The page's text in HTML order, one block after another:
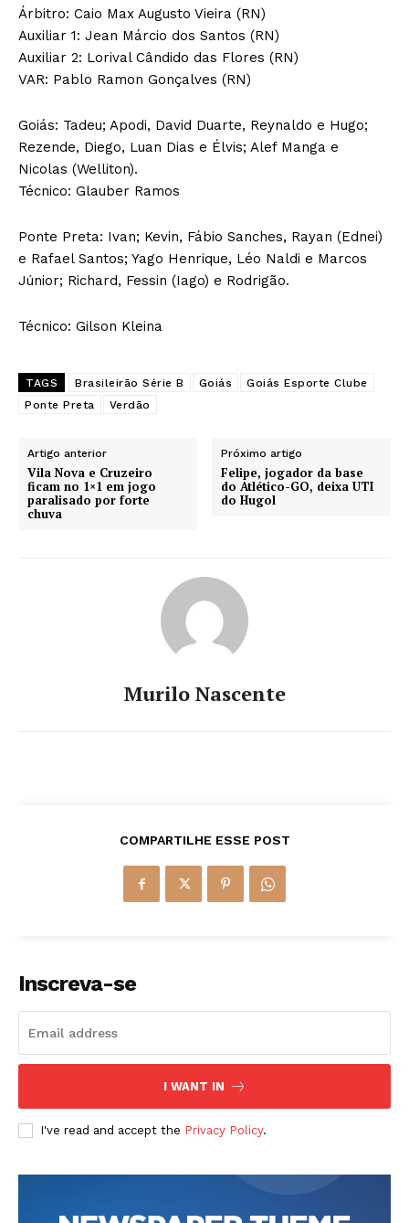
Árbitro: Caio Max Augusto Vieira (RN)
Auxiliar 1: Jean Márcio dos Santos (RN)
Auxiliar 2: Lorival Cândido das Flores (RN)
VAR: Pablo Ramon Gonçalves (RN)
Goiás: Tadeu; Apodi, David Duarte, Reynaldo e Hugo;
Rezende, Diego, Luan Dias e Élvis; Alef Manga e
Nicolas (Welliton).
Técnico: Glauber Ramos
Ponte Preta: Ivan; Kevin, Fábio Sanches, Rayan (Ednei)
e Rafael Santos; Yago Henrique, Léo Naldi e Marcos
Júnior; Richard, Fessin (Iago) e Rodrigão.
Técnico: Gilson Kleina
TAGS Brasileirão Série B Goiás
Goiás Esporte Clube
Ponte Preta
Verdão
Artigo anterior
Vila Nova e Cruzeiro
ficam no 1×1 em jogo
paralisado por forte
chuva
Próximo artigo
Felipe, jogador da base
do Atlético-GO, deixa UTI
do Hugol
Murilo Nascente
COMPARTILHE ESSE POST
Inscreva-se
I WANT IN
I've read and accept the Privacy Policy.